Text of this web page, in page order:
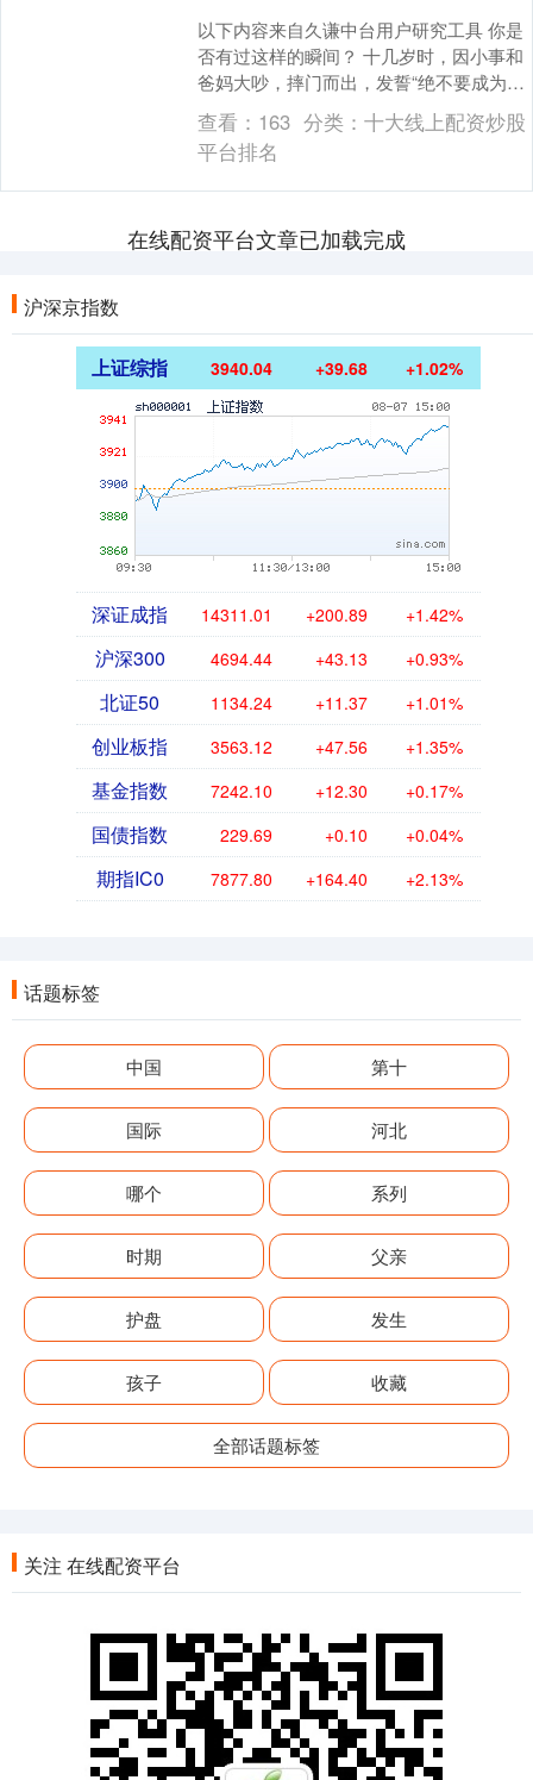
以下内容来自久谦中台用户研究工具 你是
否有过这样的瞬间？ 十几岁时，因小事和
爸妈大吵，摔门而出，发誓“绝不要成为他
们那样的人”。二十几岁，接到家里的电
话，听筒那....
查看： 163 分类： 十大线上配资炒股
平台排名
在线配资平台文章已加载完成
沪深京指数
上证综指 3940.04 +39.68 +1.02%
深证成指 14311.01 +200.89 +1.42%
沪深300 4694.44 +43.13 +0.93%
北证50 1134.24 +11.37 +1.01%
创业板指 3563.12 +47.56 +1.35%
基金指数 7242.10 +12.30 +0.17%
国债指数 229.69 +0.10 +0.04%
期指IC0 7877.80 +164.40 +2.13%
话题标签
中国 第十
国际 河北
哪个 系列
时期 父亲
护盘 发生
孩子 收藏
全部话题标签
关注 在线配资平台